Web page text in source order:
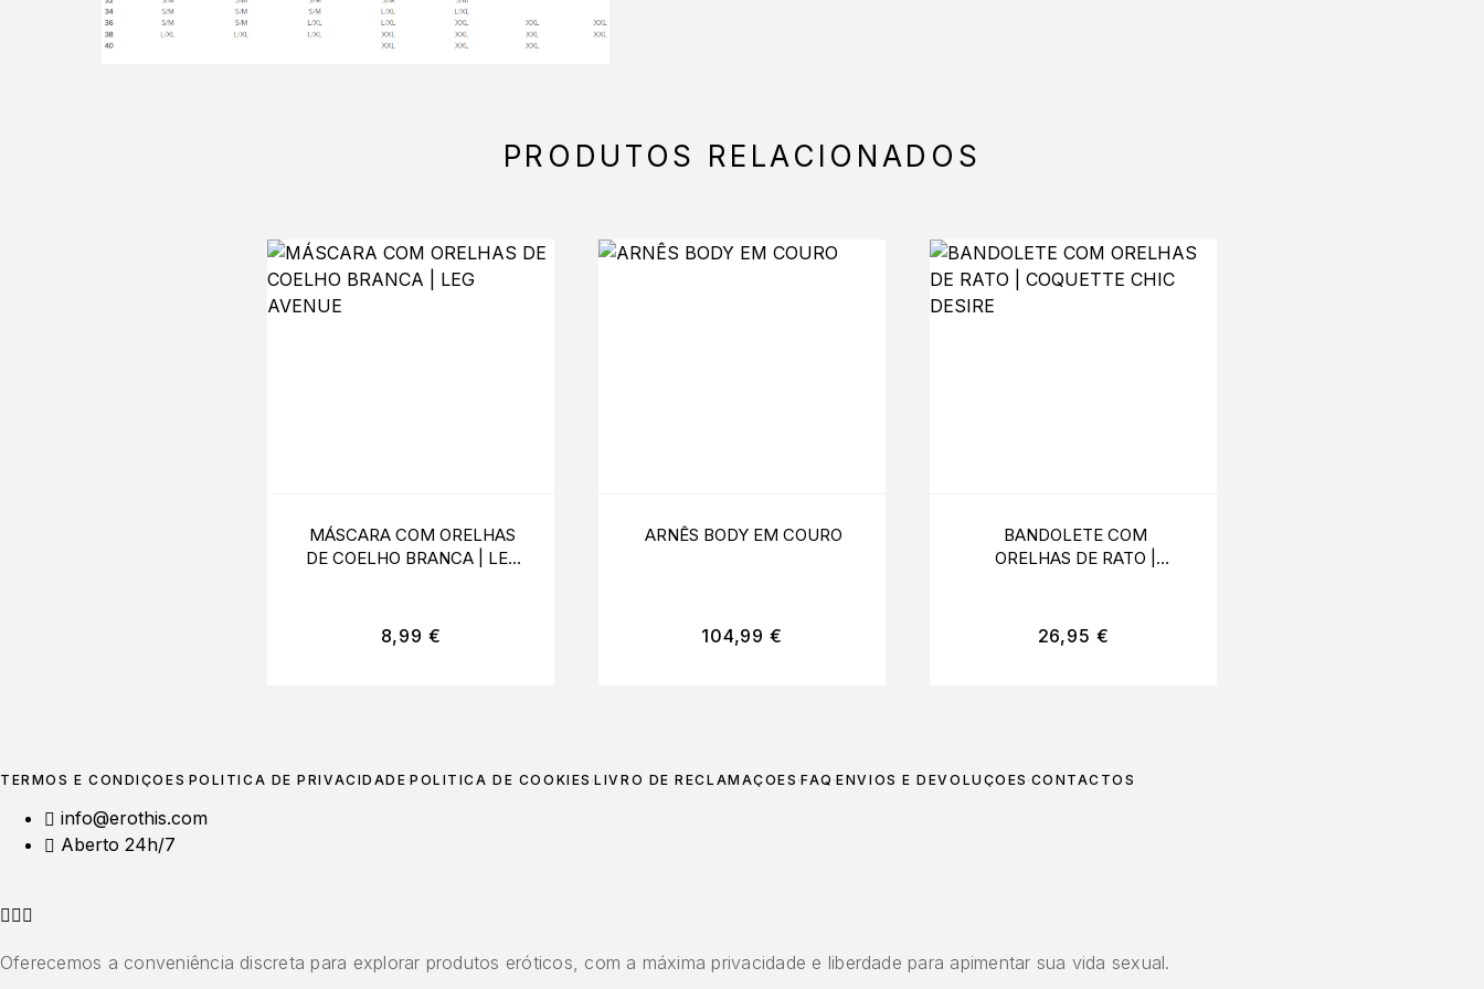
PRODUTOS RELACIONADOS
MÁSCARA COM ORELHAS
DE COELHO BRANCA | LEG
8,99 €
ARNÊS BODY EM COURO
104,99 €
BANDOLETE COM
ORELHAS DE RATO |
26,95 €
TERMOS E CONDIÇÕESPOLÍTICA DE PRIVACIDADE POLÍTICA DE COOKIES LIVRO DE RECLAMAÇÕES FAQ ENVIOS E DEVOLUÇÕES CONTACTOS
info@erothis.com
Aberto 24h/7
Oferecemos a conveniência discreta para explorar produtos eróticos, com a máxima privacidade e liberdade para apimentar sua vida sexual.